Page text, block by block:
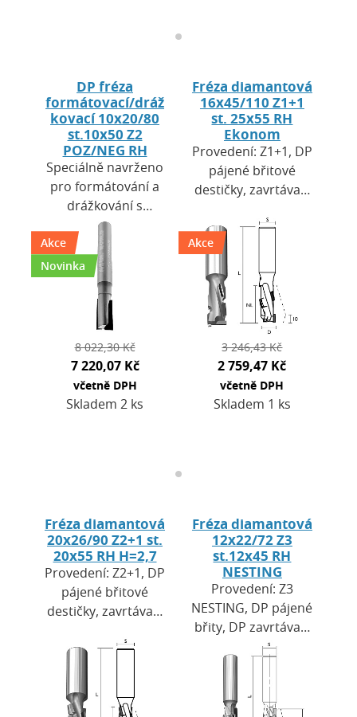
DP fréza
formátovací/dráž
kovací 10x20/80
st.10x50 Z2
POZ/NEG RH
Speciálně navrženo
pro formátování a
drážkování s
oboustranně čistou
řeznou hranou.
HW tělo s vysokou
mechanickou
odolností. …
Akce
Novinka
8 022,30 Kč
7 220,07 Kč
včetně DPH
Skladem 2 ks
Fréza diamantová
16x45/110 Z1+1
st. 25x55 RH
Ekonom
Provedení: Z1+1, DP
pájené břitové
destičky, zavrtávací
destiček H=2,5 mm.
Použití: pro CNC
obráběcí centra a…
Akce
3 246,43 Kč
2 759,47 Kč
včetně DPH
Skladem 1 ks
Fréza diamantová
20x26/90 Z2+1 st.
20x55 RH H=2,7
Provedení: Z2+1, DP
pájené břitové
destičky, zavrtávací
destiček H = 2,7
mm. Použití: pro
CNC obráběcí
centra a…
Fréza diamantová
12x22/72 Z3
st.12x45 RH
NESTING
Provedení: Z3
NESTING, DP pájené
břity, DP zavrtávací
břit, tělo nástroje ze
speciální oceli
DENSIMET. Použití:
pro CNC obráběcí…